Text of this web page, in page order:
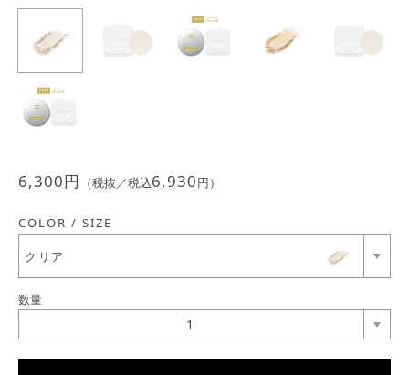
6,300円 （税抜／税込6,930円）
COLOR / SIZE
クリア
数量
1
OTHER